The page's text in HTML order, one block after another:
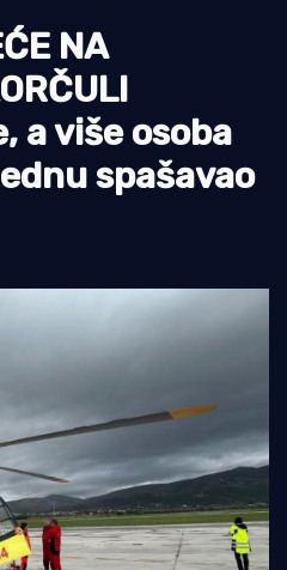
NA
a više osoba
spašavao